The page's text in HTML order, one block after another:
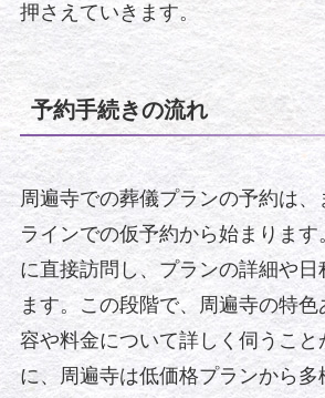
押さえていきます。
予約手続きの流れ
周遍寺での葬儀プランの予約は
ラインでの仮予約から始まりま
に直接訪問し、プランの詳細や
ます。この段階で、周遍寺の特
容や料金について詳しく伺うこ
に、周遍寺は低価格プランから